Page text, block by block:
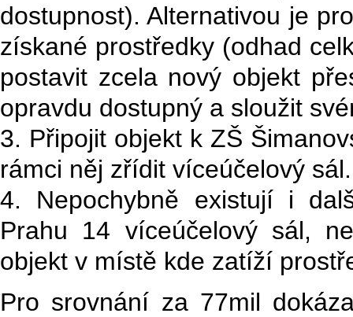
dostupnost). Alternativou je
získané prostředky (odhad
postavit zcela nový objekt
opravdu dostupný a sloužit
3. Připojit objekt k ZŠ
rámci něj zřídit víceúčelový sál.
4. Nepochybně existují i
Prahu 14 víceúčelový sál,
objekt v místě kde zatíží
Pro srovnání za 77mil